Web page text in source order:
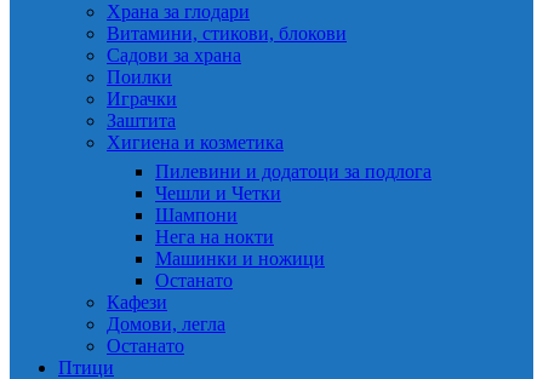
Храна за глодари
Витамини, стикови, блокови
Садови за храна
Поилки
Играчки
Заштита
Хигиена и козметика
Пилевини и додатоци за подлога
Чешли и Четки
Шампони
Нега на нокти
Машинки и ножици
Останато
Кафези
Домови, легла
Останато
Птици